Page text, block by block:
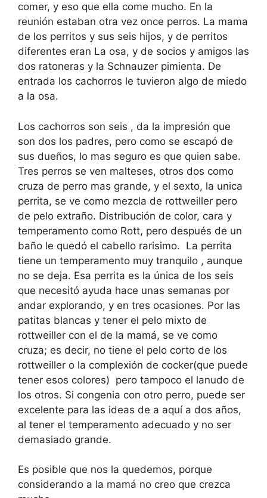
comer, y eso que ella come mucho. En la
reunión estaban otra vez once perros. La mama
de los perritos y sus seis hijos, y de perritos
diferentes eran La osa, y de socios y amigos las
dos ratoneras y la Schnauzer pimienta. De
entrada los cachorros le tuvieron algo de miedo
a la osa.
Los cachorros son seis , da la impresión que
son dos los padres, pero como se escapó de
sus dueños, lo mas seguro es que quien sabe.
Tres perros se ven malteses, otros dos como
cruza de perro mas grande, y el sexto, la unica
perrita, se ve como mezcla de rottweiller pero
de pelo extraño. Distribución de color, cara y
temperamento como Rott, pero después de un
baño le quedó el cabello rarisimo. La perrita
tiene un temperamento muy tranquilo , aunque
no se deja. Esa perrita es la única de los seis
que necesitó ayuda hace unas semanas por
andar explorando, y en tres ocasiones. Por las
patitas blancas y tener el pelo mixto de
rottweiller con el de la mamá, se ve como
cruza; es decir, no tiene el pelo corto de los
rottweiller o la complexión de cocker(que puede
tener esos colores) pero tampoco el lanudo de
los otros. Si congenia con otro perro, puede ser
excelente para las ideas de a aquí a dos años,
al tener el temperamento adecuado y no ser
demasiado grande.
Es posible que nos la quedemos, porque
considerando a la mamá no creo que crezca